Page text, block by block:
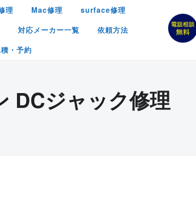
理 Mac修理
surface修理
対応メーカー一覧
依頼方法
・予約
DCジャック修理